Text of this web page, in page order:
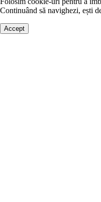
Continuând să navighezi, ești
Accept